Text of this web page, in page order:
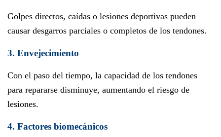
Golpes directos, caídas o lesiones deportivas pueden
causar desgarros parciales o completos de los tendones.
3. Envejecimiento
Con el paso del tiempo, la capacidad de los tendones
para repararse disminuye, aumentando el riesgo de
lesiones.
4. Factores biomecánicos